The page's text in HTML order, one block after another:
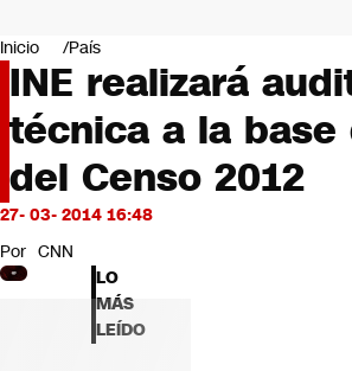
Negocios
Deportes
Programas completos
Cultura
Servicios
Bits
CNN tiempo
Futuro 360
Opinión
Inicio País
INE realizará
técnica a la base
del Censo 2012
27- 03- 2014 16:48
Por CNN
LO
MÁS
LEÍDO